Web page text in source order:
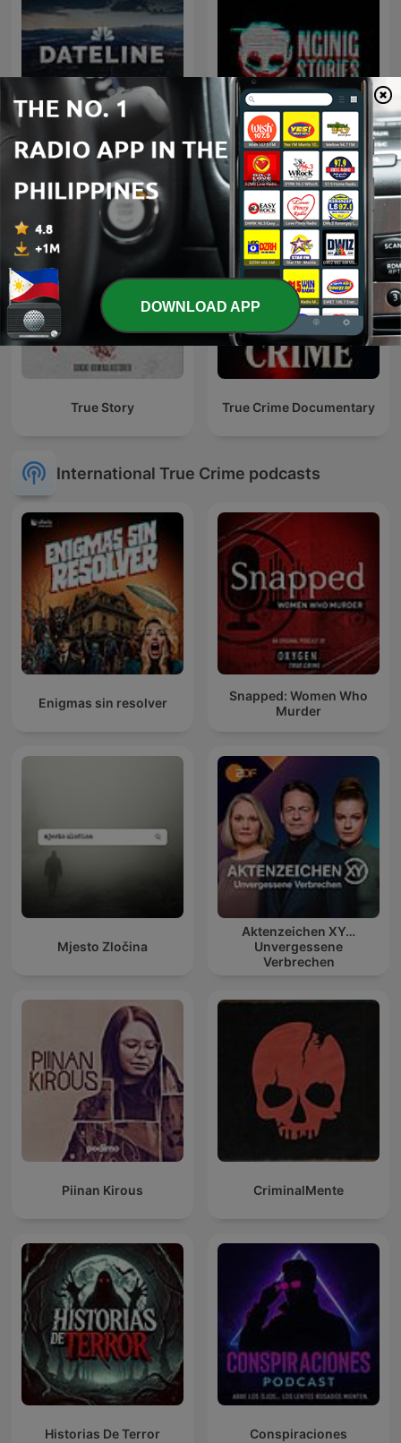
Dateline NBC
Nginig Stories | Tagalog
Horror Stories
True Story True Crime Documentary
International True Crime podcasts
Enigmas sin resolver
Snapped: Women Who
Murder
Mjesto Zločina
Aktenzeichen XY…
Unvergessene
Verbrechen
Piinan Kirous CriminalMente
Historias De Terror Conspiraciones
DOWNLOAD APP